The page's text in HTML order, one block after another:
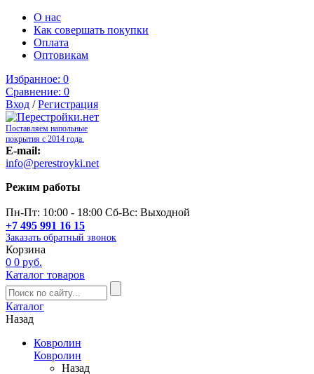
О нас
Как совершать покупки
Оплата
Оптовикам
Избранное: 0
Сравнение: 0
Вход /Регистрация
Поставляем напольные
покрытия с 2014 года.
E-mail:
info@perestroyki.net
Режим работы
Пн-Пт: 10:00 - 18:00 Сб-Вс: Выходной
+7 495 991 16 15
Заказать обратный звонок
Корзина
0 0 руб.
Каталог товаров
Каталог
Назад
Ковролин
Ковролин
Назад